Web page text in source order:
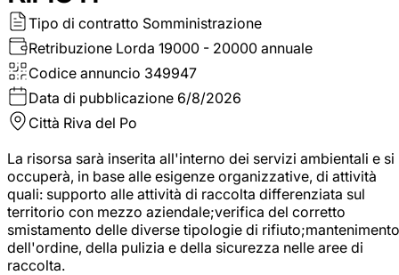
Tipo di contratto Somministrazione
Retribuzione Lorda 19000 - 20000 annuale
Codice annuncio 349947
Data di pubblicazione 6/8/2026
Città Riva del Po
La risorsa sarà inserita all'interno dei servizi ambientali e si
occuperà, in base alle esigenze organizzative, di attività
quali: supporto alle attività di raccolta differenziata sul
territorio con mezzo aziendale;verifica del corretto
smistamento delle diverse tipologie di rifiuto;mantenimento
dell'ordine, della pulizia e della sicurezza nelle aree di
raccolta.